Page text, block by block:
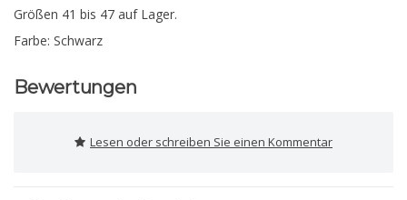
Größen 41 bis 47 auf Lager.
Farbe: Schwarz
Bewertungen
Lesen oder schreiben Sie einen Kommentar